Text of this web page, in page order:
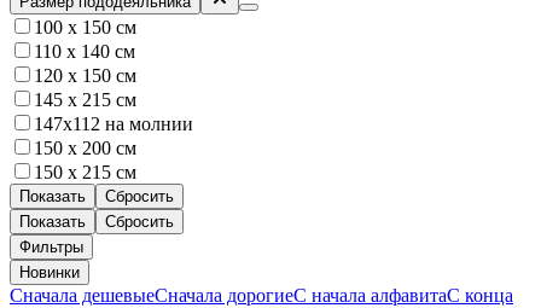
100 x 150 см
110 х 140 см
120 x 150 см
145 х 215 см
147х112 на молнии
150 х 200 см
150 х 215 см
Показать
Сбросить
Показать
Сбросить
Фильтры
Новинки
Сначала дешевыеСначала дорогиеС начала алфавитаС конца